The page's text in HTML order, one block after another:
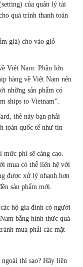
của quản lý tài
quá trình thanh toán
giá) cho vào giỏ
Việt Nam: Phần lớn
hàng về Việt Nam nên
những sản phẩm có
ships to Vietnam”.
thẻ này bạn phải
toán quốc tế như tín
mức phí sẽ càng cao.
mua có thể liên hệ với
được xử lý nhanh hơn
sản phẩm mới.
hộ gia đình có người
bằng hình thức quà
mua phải các mặt
thì sao? Hãy liên